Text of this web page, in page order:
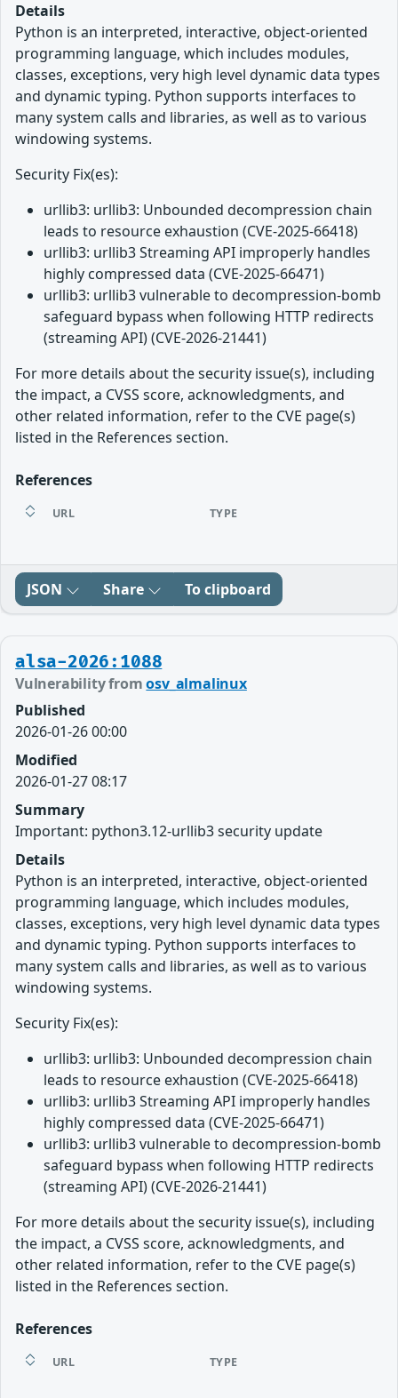
Details
Python is an interpreted, interactive, object-oriented
programming language, which includes modules,
classes, exceptions, very high level dynamic data types
and dynamic typing. Python supports interfaces to
many system calls and libraries, as well as to various
windowing systems.
Security Fix(es):
urllib3: urllib3: Unbounded decompression chain
leads to resource exhaustion (CVE-2025-66418)
urllib3: urllib3 Streaming API improperly handles
highly compressed data (CVE-2025-66471)
urllib3: urllib3 vulnerable to decompression-bomb
safeguard bypass when following HTTP redirects
(streaming API) (CVE-2026-21441)
For more details about the security issue(s), including
the impact, a CVSS score, acknowledgments, and
other related information, refer to the CVE page(s)
listed in the References section.
References
URL TYPE
JSON Share To clipboard
alsa-2026:1088
Vulnerability fromosv_almalinux
Published
2026-01-26 00:00
Modified
2026-01-27 08:17
Summary
Important: python3.12-urllib3 security update
Details
Python is an interpreted, interactive, object-oriented
programming language, which includes modules,
classes, exceptions, very high level dynamic data types
and dynamic typing. Python supports interfaces to
many system calls and libraries, as well as to various
windowing systems.
Security Fix(es):
urllib3: urllib3: Unbounded decompression chain
leads to resource exhaustion (CVE-2025-66418)
urllib3: urllib3 Streaming API improperly handles
highly compressed data (CVE-2025-66471)
urllib3: urllib3 vulnerable to decompression-bomb
safeguard bypass when following HTTP redirects
(streaming API) (CVE-2026-21441)
For more details about the security issue(s), including
the impact, a CVSS score, acknowledgments, and
other related information, refer to the CVE page(s)
listed in the References section.
References
URL TYPE